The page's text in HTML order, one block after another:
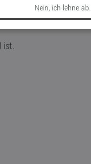
Nein, ich lehne ab.
ist.